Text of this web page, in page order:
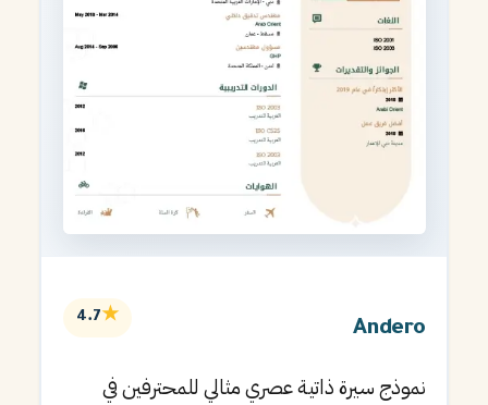
Andero
★
4.7
نموذج سيرة ذاتية عصري مثالي للمحترفين في